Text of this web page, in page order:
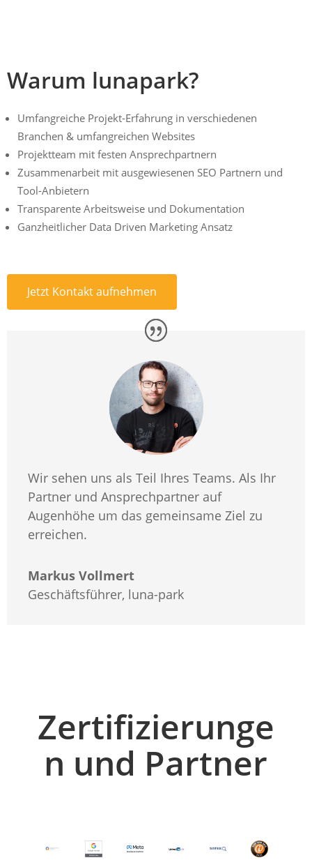
Warum lunapark?
Umfangreiche Projekt-Erfahrung in verschiedenen
Branchen & umfangreichen Websites
Projektteam mit festen Ansprechpartnern
Zusammenarbeit mit ausgewiesenen SEO Partnern und
Tool-Anbietern
Transparente Arbeitsweise und Dokumentation
Ganzheitlicher Data Driven Marketing Ansatz
Jetzt Kontakt aufnehmen
Wir sehen uns als Teil Ihres Teams. Als Ihr
Partner und Ansprechpartner auf
Augenhöhe um das gemeinsame Ziel zu
erreichen.
Markus Vollmert
Geschäftsführer, luna-park
Zertifizierunge
n und Partner